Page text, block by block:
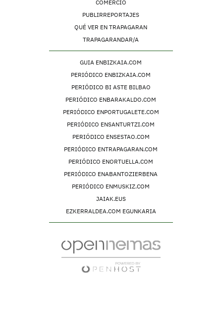
COMERCIO
PUBLIRREPORTAJES
QUÉ VER EN TRAPAGARAN
TRAPAGARANDAR/A
GUIA ENBIZKAIA.COM
PERIÓDICO ENBIZKAIA.COM
PERIÓDICO BI ASTE BILBAO
PERIÓDICO ENBARAKALDO.COM
PERIÓDICO ENPORTUGALETE.COM
PERIÓDICO ENSANTURTZI.COM
PERIÓDICO ENSESTAO.COM
PERIÓDICO ENTRAPAGARAN.COM
PERIÓDICO ENORTUELLA.COM
PERIÓDICO ENABANTOZIERBENA
PERIÓDICO ENMUSKIZ.COM
JAIAK.EUS
EZKERRALDEA.COM EGUNKARIA